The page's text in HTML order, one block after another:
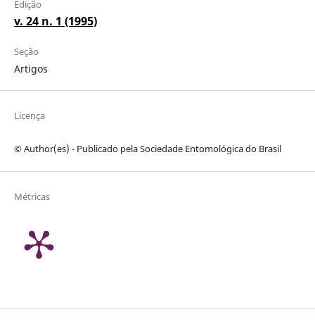
Edição
v. 24 n. 1 (1995)
Seção
Artigos
Licença
© Author(es) - Publicado pela Sociedade Entomológica do Brasil
Métricas